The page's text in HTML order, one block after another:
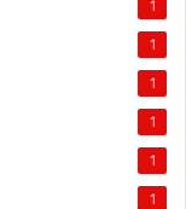
1
1
1
1
1
1